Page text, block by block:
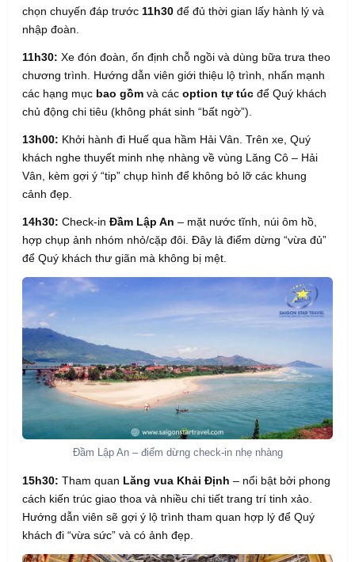
chọn chuyến đáp trước 11h30 để đủ thời gian lấy hành lý và
nhập đoàn.
11h30: Xe đón đoàn, ổn định chỗ ngồi và dùng bữa trưa theo
chương trình. Hướng dẫn viên giới thiệu lộ trình, nhấn mạnh
các hạng mục bao gồm và các option tự túc để Quý khách
chủ động chi tiêu (không phát sinh “bất ngờ”).
13h00: Khởi hành đi Huế qua hầm Hải Vân. Trên xe, Quý
khách nghe thuyết minh nhẹ nhàng về vùng Lăng Cô – Hải
Vân, kèm gợi ý “tip” chụp hình để không bỏ lỡ các khung
cảnh đẹp.
14h30: Check-in Đầm Lập An – mặt nước tĩnh, núi ôm hồ,
hợp chụp ảnh nhóm nhỏ/cặp đôi. Đây là điểm dừng “vừa đủ”
để Quý khách thư giãn mà không bị mệt.
Đầm Lập An – điểm dừng check-in nhẹ nhàng
15h30: Tham quan Lăng vua Khải Định – nổi bật bởi phong
cách kiến trúc giao thoa và nhiều chi tiết trang trí tinh xảo.
Hướng dẫn viên sẽ gợi ý lộ trình tham quan hợp lý để Quý
khách đi “vừa sức” và có ảnh đẹp.